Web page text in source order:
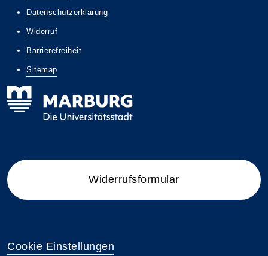
Datenschutzerklärung
Widerruf
Barrierefreiheit
Sitemap
Widerrufsformular
Cookie Einstellungen